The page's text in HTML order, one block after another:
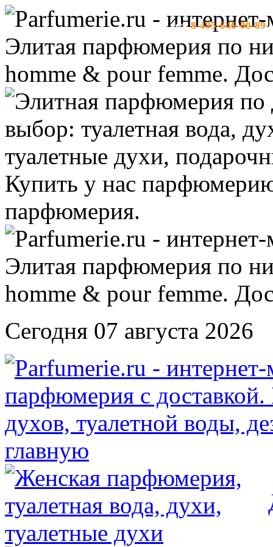
тел:8-495-646-00-89-
Сегодня 07 августа 2026
главную